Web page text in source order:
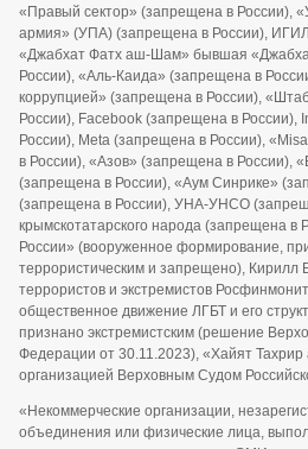
«Правый сектор» (запрещена в России),
армия» (УПА) (запрещена в России),
«Джабхат Фатх аш-Шам» бывшая
России), «Аль-Каида» (запрещена в
коррупцией» (запрещена в России),
России), Facebook (запрещена в России),
России), Meta (запрещена в России),
в России), «Азов» (запрещена в России),
(запрещена в России), «Аум Синрике»
(запрещена в России), УНА-УНСО
крымскотатарского народа (запрещена в
России» (вооруженное формирование,
террористическим и запрещено), Кирилл
террористов и экстремистов
общественное движение ЛГБТ и его
признано экстремистским (решение
Федерации от 30.11.2023), «Хайят
организацией Верховным Судом
«Некоммерческие организации,
объединения или физические лица,